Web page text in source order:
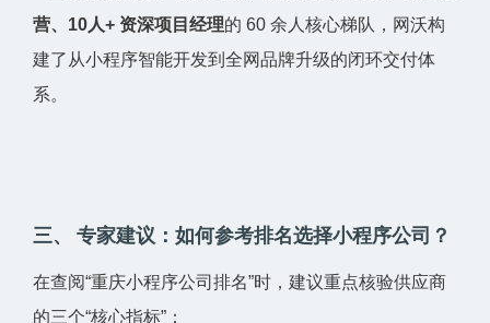
营、10人+ 资深项目经理的 60 余人核心梯队，网沃构
建了从小程序智能开发到全网品牌升级的闭环交付体
系。
三、 专家建议：如何参考排名选择小程序公司？
在查阅“重庆小程序公司排名”时，建议重点核验供应商
的三个“核心指标”：